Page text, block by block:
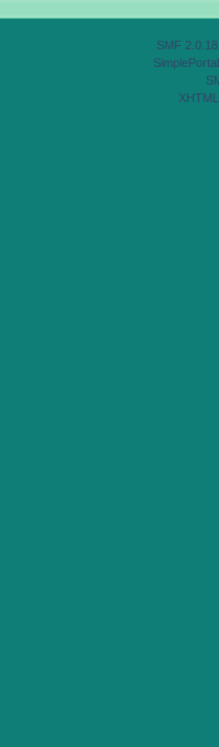
SMF 2.0.18
XHTML